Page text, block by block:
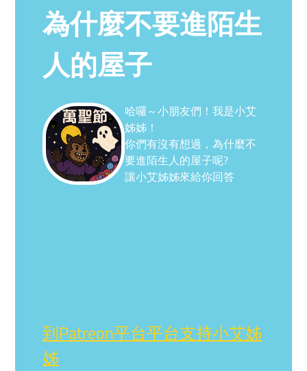
為什麼不要進陌生
人的屋子
哈囉～小朋友們！我是小艾
姊姊！
你們有沒有想過，為什麼不
要進陌生人的屋子呢?
讓小艾姊姊來給你回答
到Patreon平台平台支持小艾姊
姊